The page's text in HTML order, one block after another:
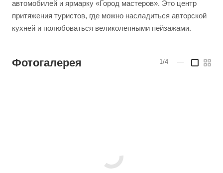
автомобилей и ярмарку «Город мастеров». Это центр
притяжения туристов, где можно насладиться авторской
кухней и полюбоваться великолепными пейзажами.
Фотогалерея 1/4 —